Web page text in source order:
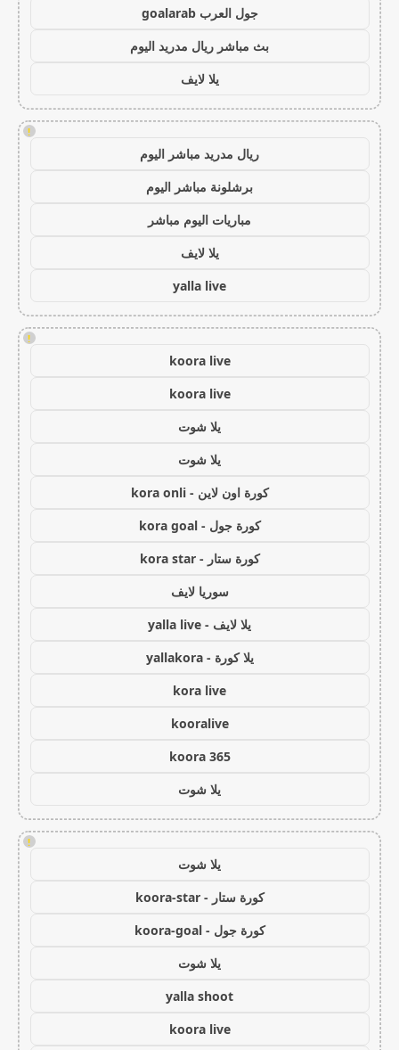
جول العرب goalarab
بث مباشر ريال مدريد اليوم
يلا لايف
!
ريال مدريد مباشر اليوم
برشلونة مباشر اليوم
مباريات اليوم مباشر
يلا لايف
yalla live
!
koora live
koora live
يلا شوت
يلا شوت
كورة اون لاين - kora onli
كورة جول - kora goal
كورة ستار - kora star
سوريا لايف
يلا لايف - yalla live
يلا كورة - yallakora
kora live
kooralive
koora 365
يلا شوت
!
يلا شوت
كورة ستار - koora-star
كورة جول - koora-goal
يلا شوت
yalla shoot
koora live